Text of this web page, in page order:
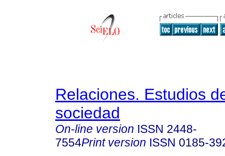
Relaciones. Estudios
sociedad
On-line version ISSN 2448-
7554Print version ISSN 0185-